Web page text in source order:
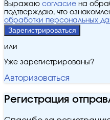
Выражаю согласие на
подтверждаю, что
обработки персональных
Зарегистрироваться
или
Уже зарегистрированы?
Авторизоваться
Регистрация